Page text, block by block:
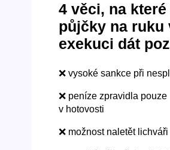
4 věci, na které
půjčky na ruku
exekuci dát
❌ vysoké sankce při
❌ peníze zpravidla pouze
v hotovosti
❌ možnost naletět lichváři